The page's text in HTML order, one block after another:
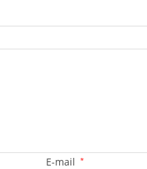
E-mail *